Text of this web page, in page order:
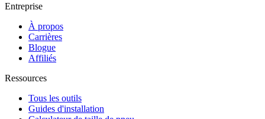
Entreprise
À propos
Carrières
Blogue
Affiliés
Ressources
Tous les outils
Guides d'installation